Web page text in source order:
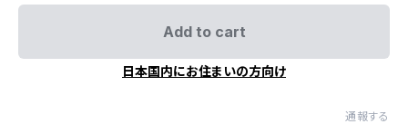
Add to cart
日本国内にお住まいの方向け
通報する